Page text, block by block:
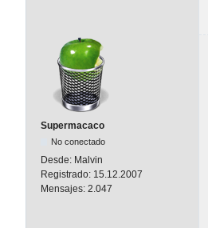
Supermacaco
No conectado
Desde: Malvin
Registrado: 15.12.2007
Mensajes: 2.047